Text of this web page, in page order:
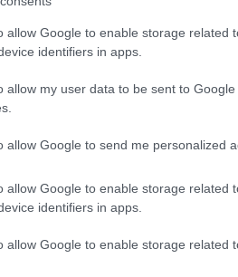
allow Google to enable storage related
identifiers in apps.
allow my user data to be sent to
allow Google to send me personalized
allow Google to enable storage related
identifiers in apps.
allow Google to enable storage related
αποκαλύψει μόνος την